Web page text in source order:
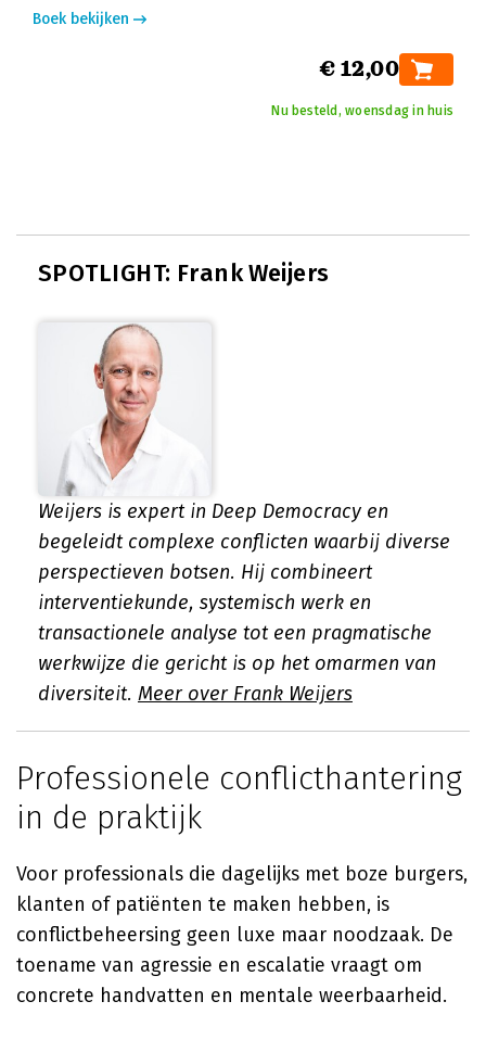
Boek bekijken
€ 12,00
Nu besteld, woensdag in huis
SPOTLIGHT: Frank Weijers
Weijers is expert in Deep Democracy en
begeleidt complexe conflicten waarbij diverse
perspectieven botsen. Hij combineert
interventiekunde, systemisch werk en
transactionele analyse tot een pragmatische
werkwijze die gericht is op het omarmen van
diversiteit. Meer over Frank Weijers
Professionele conflicthantering
in de praktijk
Voor professionals die dagelijks met boze burgers,
klanten of patiënten te maken hebben, is
conflictbeheersing geen luxe maar noodzaak. De
toename van agressie en escalatie vraagt om
concrete handvatten en mentale weerbaarheid.